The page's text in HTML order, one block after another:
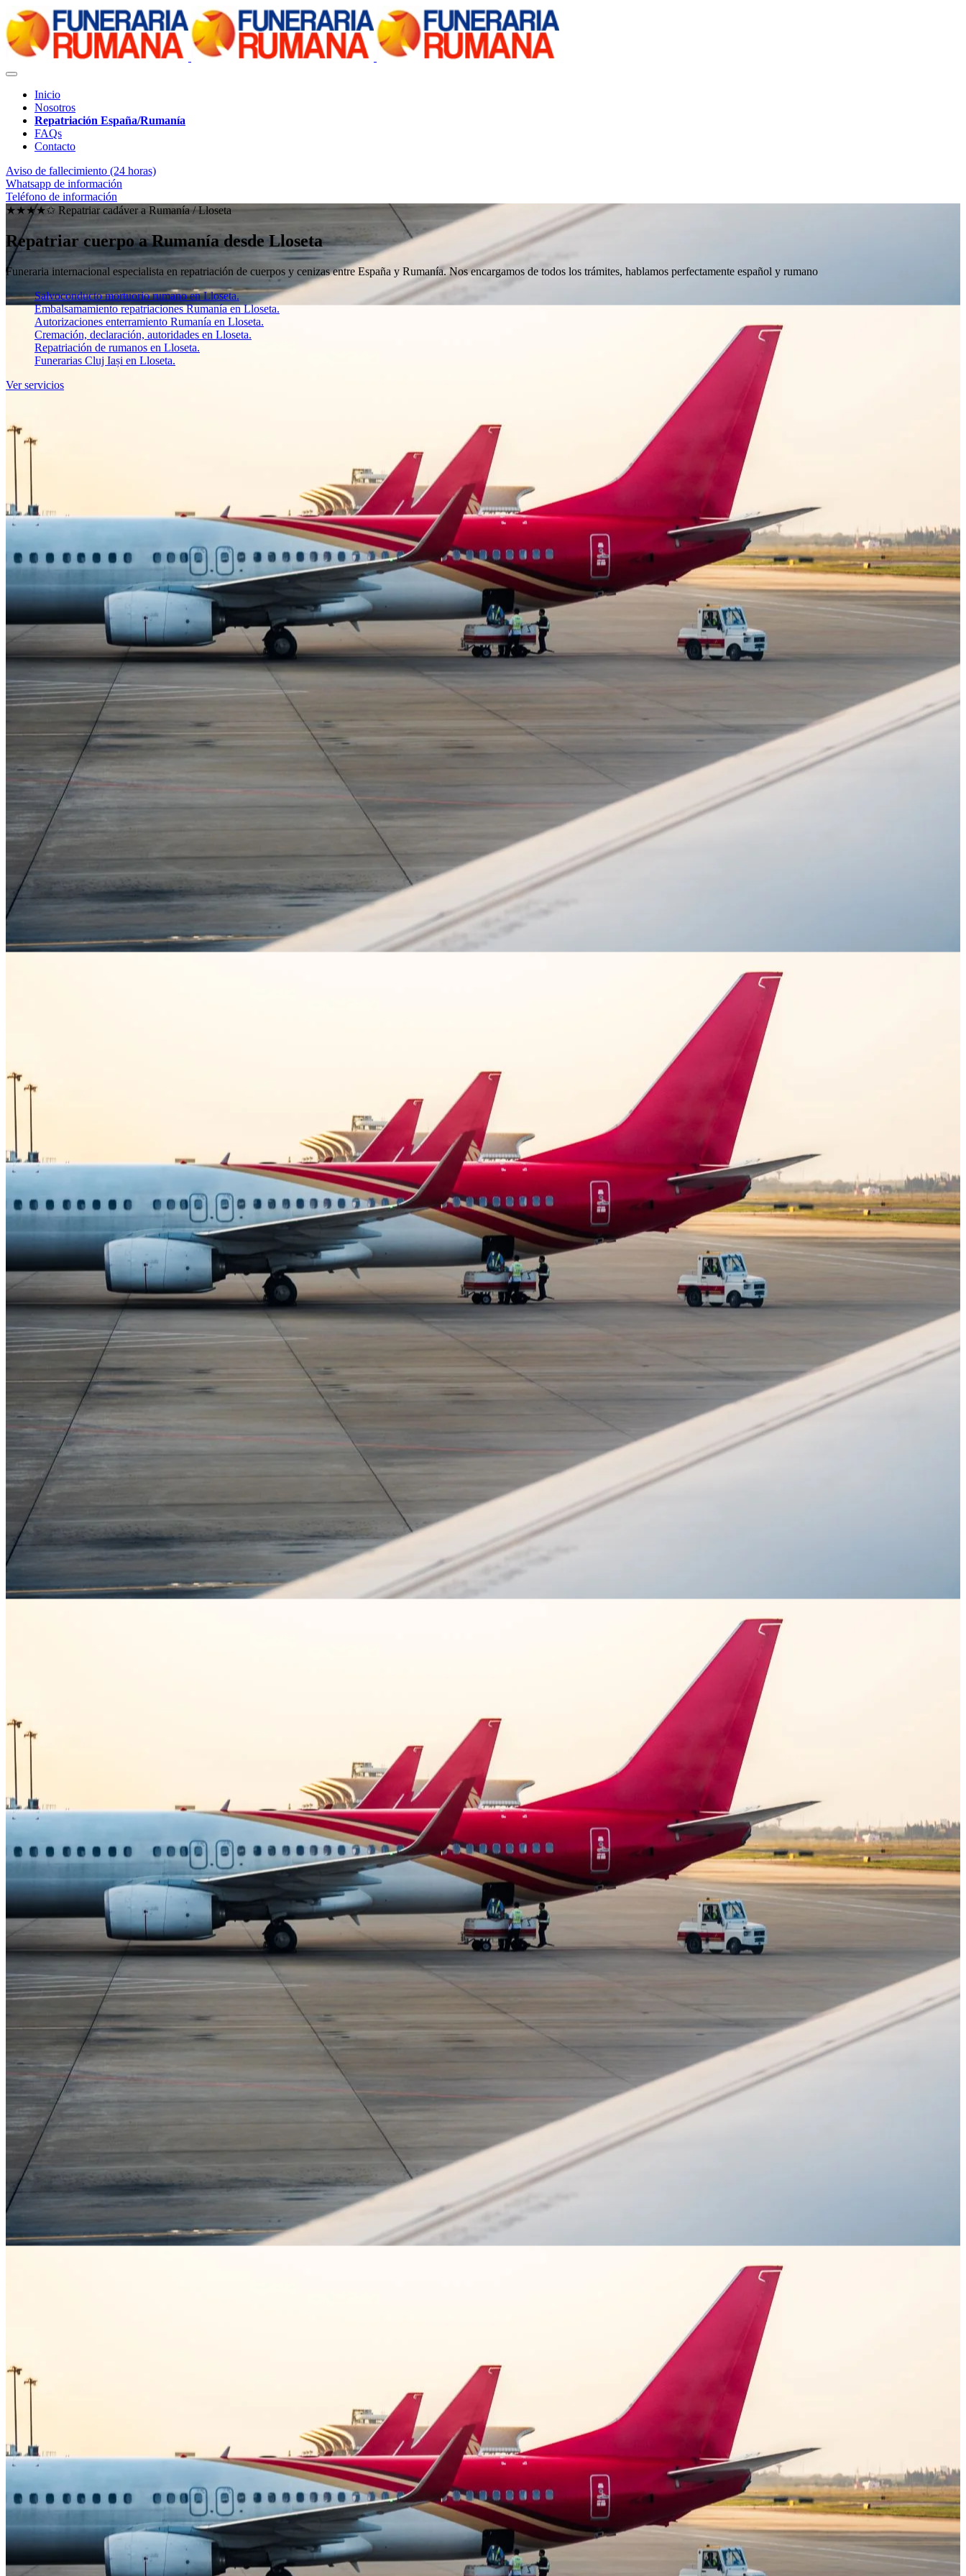
Inicio
Nosotros
Repatriación España/Rumanía
FAQs
Contacto
Aviso de fallecimiento (24 horas)
Whatsapp de información
Teléfono de información
★★★★✩ Repatriar cadáver a Rumanía /Lloseta
Repatriar cuerpo a Rumanía desde Lloseta
Funeraria internacional especialista en repatriación de cuerpos y cenizas entre España y Rumanía. Nos encargamos de todos los trámites, hablamos perfectamente español y rumano
Salvoconducto mortuorio rumano en Lloseta.
Embalsamamiento repatriaciones Rumanía en Lloseta.
Autorizaciones enterramiento Rumanía en Lloseta.
Cremación, declaración, autoridades en Lloseta.
Repatriación de rumanos en Lloseta.
Funerarias Cluj Iași en Lloseta.
Ver servicios